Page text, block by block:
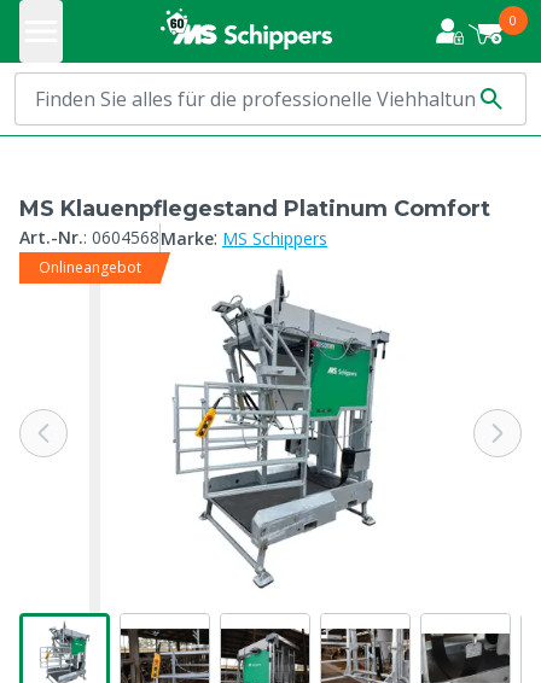
0
MS Klauenpflegestand Platinum Comfort
Art.-Nr.: 0604568Marke: MS Schippers
Onlineangebot